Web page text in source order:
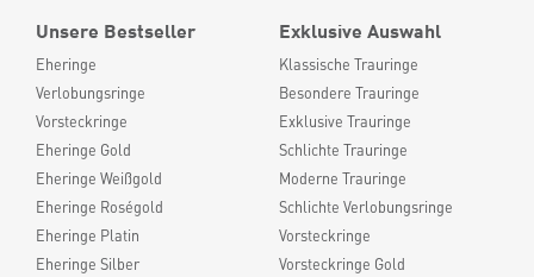
Unsere Bestseller
Eheringe
Verlobungsringe
Vorsteckringe
Eheringe Gold
Eheringe Weißgold
Eheringe Roségold
Eheringe Platin
Eheringe Silber
Exklusive Auswahl
Klassische Trauringe
Besondere Trauringe
Exklusive Trauringe
Schlichte Trauringe
Moderne Trauringe
Schlichte Verlobungsringe
Vorsteckringe
Vorsteckringe Gold